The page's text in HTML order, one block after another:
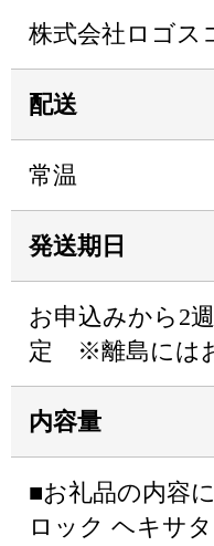
株式会社ロゴス
配送
常温
発送期日
お申込みから2
定 ※離島には
内容量
■お礼品の内容
ロック ヘキサ